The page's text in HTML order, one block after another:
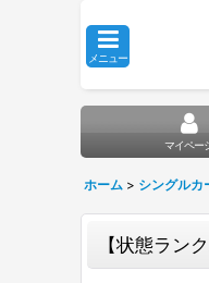
メニュー
マイペー
ホーム > シングルカ
【状態ラン